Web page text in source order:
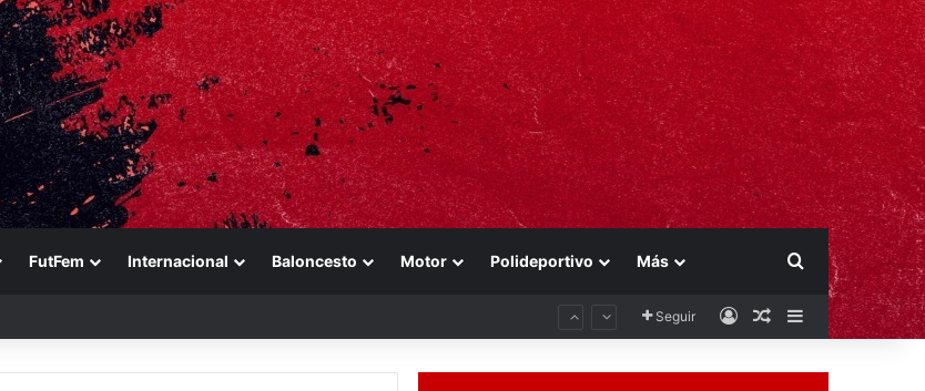
FutFem Internacional Baloncesto Motor Polideportivo Más Buscar por
Seguir AccesoPublicación al
Barra lateral